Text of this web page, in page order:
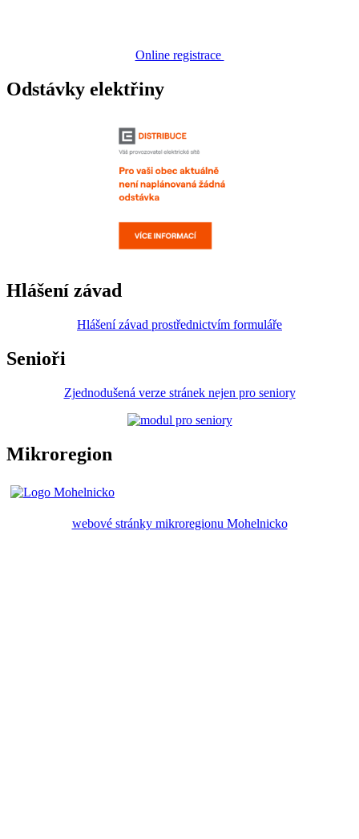
Online registrace
Odstávky elektřiny
Hlášení závad
Hlášení závad prostřednictvím formuláře
Senioři
Zjednodušená verze stránek nejen pro seniory
Mikroregion
webové stránky mikroregionu Mohelnicko